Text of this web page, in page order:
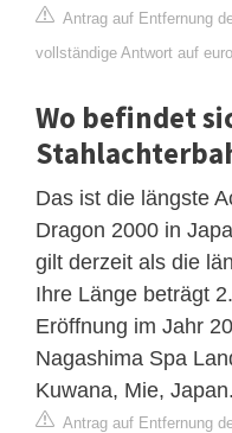
Antrag auf Entfernung
vollständige Antwort auf
Wo befindet
Das ist die längste
Dragon 2000 in
gilt derzeit als die
Ihre Länge beträgt
Eröffnung im Jahr
Nagashima Spa
Kuwana, Mie, Japan.
Antrag auf Entfernung